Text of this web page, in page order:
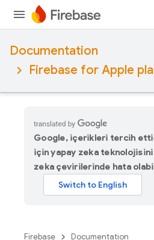
Documentation
Firebase for Apple
Google, içerikleri tercih
için yapay zeka teknolojisini
zeka çevirilerinde hata
Firebase
Documentation